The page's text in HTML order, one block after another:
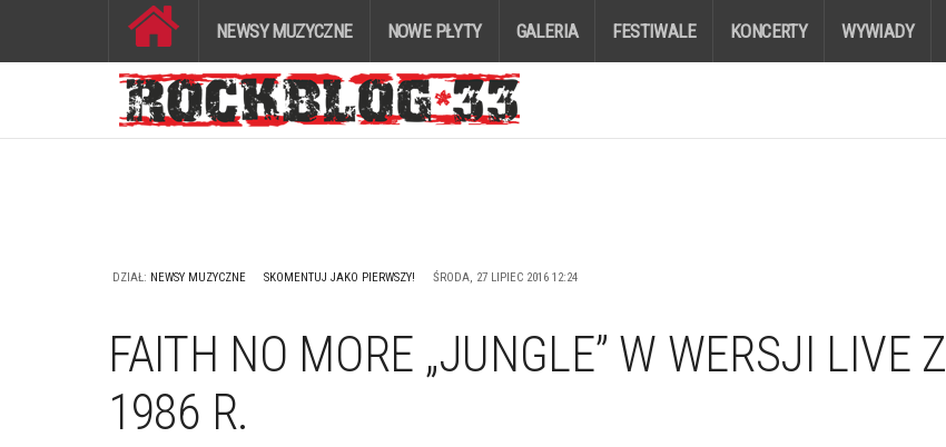
NEWSY MUZYCZNE NOWE PŁYTY GALERIA FESTIWALE KONCERTY WYWIADY
DZIAŁ: NEWSY MUZYCZNE SKOMENTUJ JAKO PIERWSZY! ŚRODA, 27 LIPIEC 2016 12:24
FAITH NO MORE „JUNGLE” W WERSJI LIVE Z
1986 R.